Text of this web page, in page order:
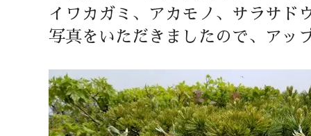
イワカガミ、アカモノ、サラサド
写真をいただきましたので、アッ